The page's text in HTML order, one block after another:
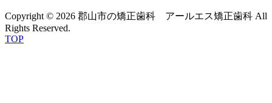
Copyright © 2026 郡山市の矯正歯科 アールエス矯正歯科 All
Rights Reserved.
TOP